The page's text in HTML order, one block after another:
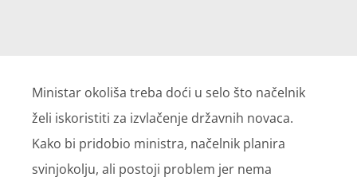
Ministar okoliša treba doći u selo što načelnik
želi iskoristiti za izvlačenje državnih novaca.
Kako bi pridobio ministra, načelnik planira
svinjokolju, ali postoji problem jer nema